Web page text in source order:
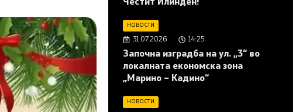
Честит Илинден!
НОВОСТИ
31.07.2026 14:25
Започна изградба на ул. „3“ во
локалната економска зона
„Марино – Кадино“
НОВОСТИ